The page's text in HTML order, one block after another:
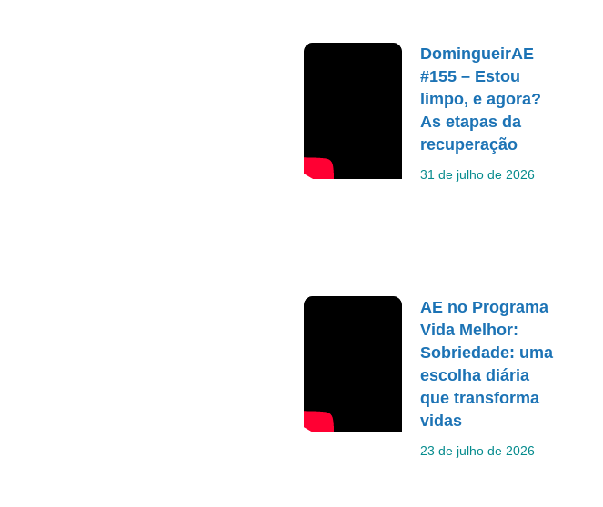
DomingueirAE
#155 – Estou
limpo, e agora?
As etapas da
recuperação
31 de julho de 2026
AE no Programa
Vida Melhor:
Sobriedade: uma
escolha diária
que transforma
vidas
23 de julho de 2026